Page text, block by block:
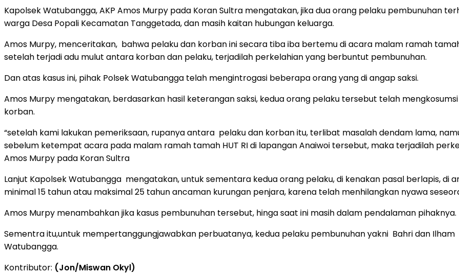
Kapolsek Watubangga, AKP Amos Murpy pada Koran Sultra mengatakan, jika dua orang pelaku pembunuhan
warga Desa Popali Kecamatan Tanggetada, dan masih kaitan hubungan keluarga.
Amos Murpy, menceritakan, bahwa pelaku dan korban ini secara tiba iba bertemu di acara malam ramah
setelah terjadi adu mulut antara korban dan pelaku, terjadilah perkelahian yang berbuntut pembunuhan.
Dan atas kasus ini, pihak Polsek Watubangga telah mengintrogasi beberapa orang yang di angap saksi.
Amos Murpy mengatakan, berdasarkan hasil keterangan saksi, kedua orang pelaku tersebut telah
korban.
“setelah kami lakukan pemeriksaan, rupanya antara pelaku dan korban itu, terlibat masalah dendam lama,
sebelum ketempat acara pada malam ramah tamah HUT RI di lapangan Anaiwoi tersebut, maka terjadilah
Amos Murpy pada Koran Sultra
Lanjut Kapolsek Watubangga mengatakan, untuk sementara kedua orang pelaku, di kenakan pasal berlapis,
minimal 15 tahun atau maksimal 25 tahun ancaman kurungan penjara, karena telah menhilangkan nyawa
Amos Murpy menambahkan jika kasus pembunuhan tersebut, hinga saat ini masih dalam pendalaman pihaknya.
Sementra itu,untuk mempertanggungjawabkan perbuatanya, kedua pelaku pembunuhan yakni Bahri dan
Watubangga.
Kontributor: (Jon/Miswan Okyl)